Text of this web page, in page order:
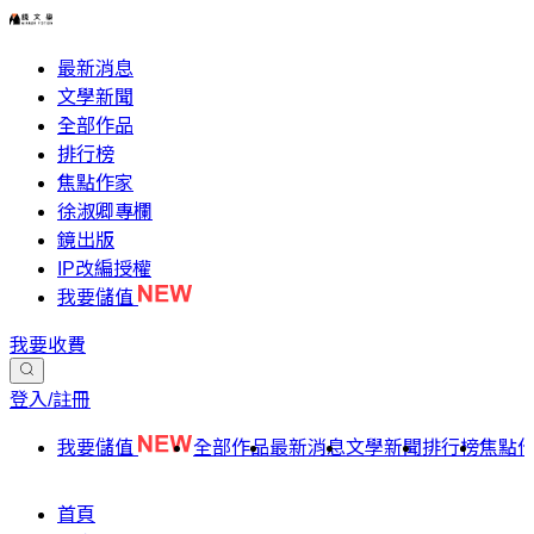
最新消息
文學新聞
全部作品
排行榜
焦點作家
徐淑卿專欄
鏡出版
IP改編授權
我要儲值
我要收費
登入/註冊
我要儲值 全部作品最新消息文學新聞排行榜焦點
首頁